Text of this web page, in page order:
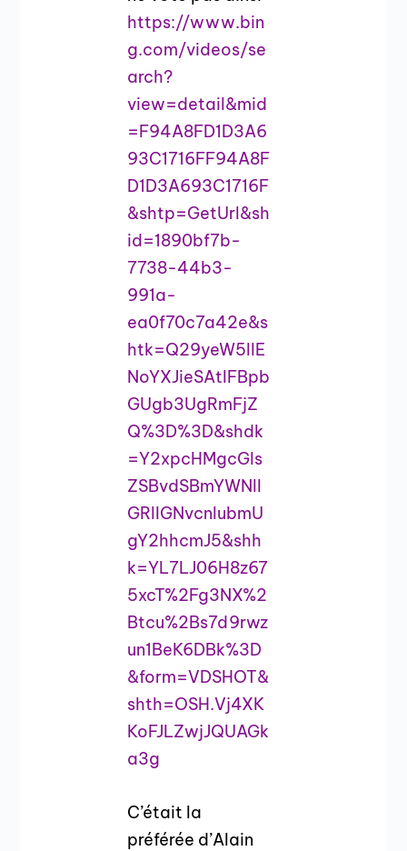
https://www.bin
g.com/videos/se
arch?
view=detail&mid
=F94A8FD1D3A6
93C1716FF94A8F
D1D3A693C1716F
&shtp=GetUrl&sh
id=1890bf7b-
7738-44b3-
991a-
ea0f70c7a42e&s
htk=Q29yeW5lIE
NoYXJieSAtIFBpb
GUgb3UgRmFjZ
Q%3D%3D&shdk
=Y2xpcHMgcGls
ZSBvdSBmYWNlI
GRlIGNvcnlubmU
gY2hhcmJ5&shh
k=YL7LJ06H8z67
5xcT%2Fg3NX%2
Btcu%2Bs7d9rwz
un1BeK6DBk%3D
&form=VDSHOT&
shth=OSH.Vj4XK
KoFJLZwjJQUAGk
a3g
C’était la
préférée d’Alain